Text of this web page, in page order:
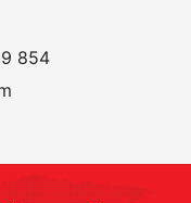
854